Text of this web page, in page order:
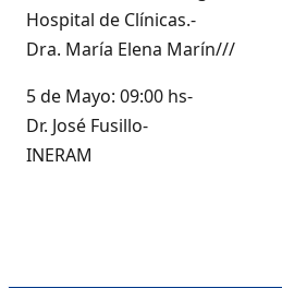
Hospital de Clínicas.-
Dra. María Elena Marín///
5 de Mayo: 09:00 hs-
Dr. José Fusillo-
INERAM